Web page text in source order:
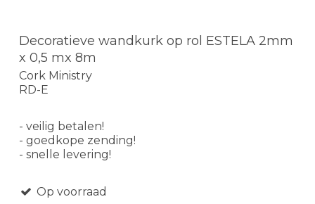
Decoratieve wandkurk op rol ESTELA 2mm
x 0,5 mx 8m
Cork Ministry
RD-E
- veilig betalen!
- goedkope zending!
- snelle levering!
Op voorraad